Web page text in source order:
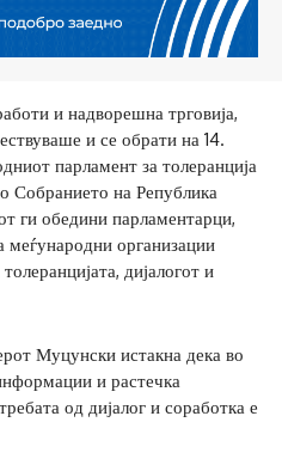
и надворешна трговија,
и се обрати на 14.
парламент за толеранција
Собранието на Република
ги обедини парламентарци,
меѓународни организации
дијалогот и
Муцунски истакна дека во
и растечка
од дијалог и соработка е